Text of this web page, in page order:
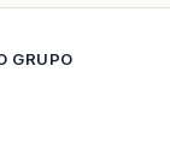
GRUPO